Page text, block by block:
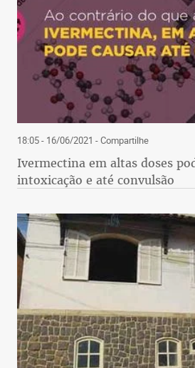
18:05 - 16/06/2021 - Compartilhe
Ivermectina em altas doses
intoxicação e até convulsão